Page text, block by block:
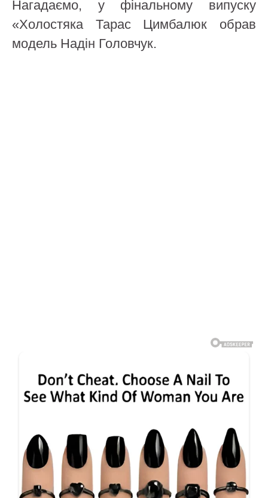
Нагадаємо, у фінальному випуску
«Холостяка Тарас Цимбалюк обрав
модель Надін Головчук.